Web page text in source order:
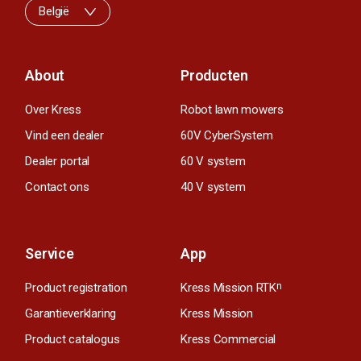
About
Over Kress
Vind een dealer
Dealer portal
Contact ons
Producten
Robot lawn mowers
60V CyberSystem
60 V system
40 V system
Service
Product registration
Garantieverklaring
Product catalogus
App
Kress Mission RTKn
Kress Mission
Kress Commercial
België